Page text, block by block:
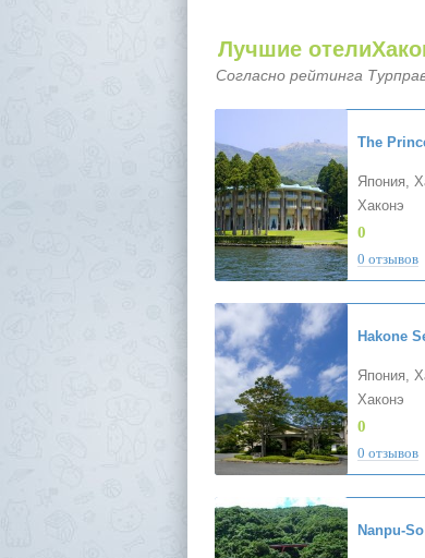
Лучшие
Согласно рейтинга
Япония,
Хаконэ
0
0 отзывов
Япония,
Хаконэ
0
0 отзывов
Nanpu-